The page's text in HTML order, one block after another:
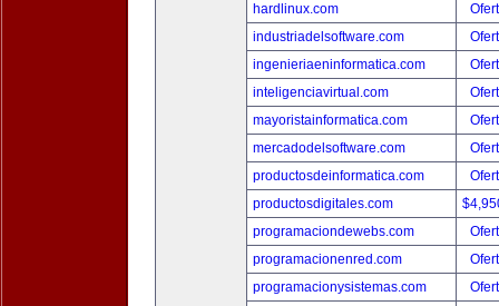
hardlinux.com
industriadelsoftware.com
ingenieriaeninformatica.com
inteligenciavirtual.com
mayoristainformatica.com
mercadodelsoftware.com
productosdeinformatica.com
productosdigitales.com
programaciondewebs.com
programacionenred.com
programacionysistemas.com